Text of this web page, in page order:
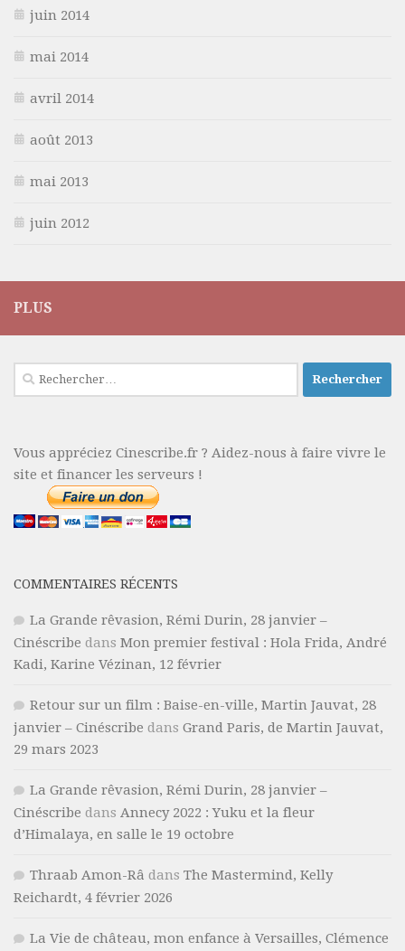
juin 2014
mai 2014
avril 2014
août 2013
mai 2013
juin 2012
PLUS
Rechercher :
Vous appréciez Cinescribe.fr ? Aidez-nous à faire vivre le
site et financer les serveurs !
COMMENTAIRES RÉCENTS
La Grande rêvasion, Rémi Durin, 28 janvier –
Cinéscribe dans Mon premier festival : Hola Frida, André
Kadi, Karine Vézinan, 12 février
Retour sur un film : Baise-en-ville, Martin Jauvat, 28
janvier – Cinéscribe dans Grand Paris, de Martin Jauvat,
29 mars 2023
La Grande rêvasion, Rémi Durin, 28 janvier –
Cinéscribe dans Annecy 2022 : Yuku et la fleur
d’Himalaya, en salle le 19 octobre
Thraab Amon-Râ dans The Mastermind, Kelly
Reichardt, 4 février 2026
La Vie de château, mon enfance à Versailles, Clémence